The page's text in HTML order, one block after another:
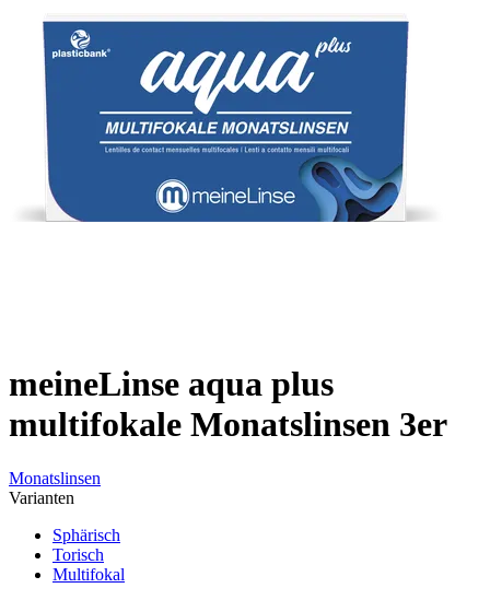
meineLinse aqua plus
multifokale Monatslinsen 3er
Monatslinsen
Varianten
Sphärisch
Torisch
Multifokal